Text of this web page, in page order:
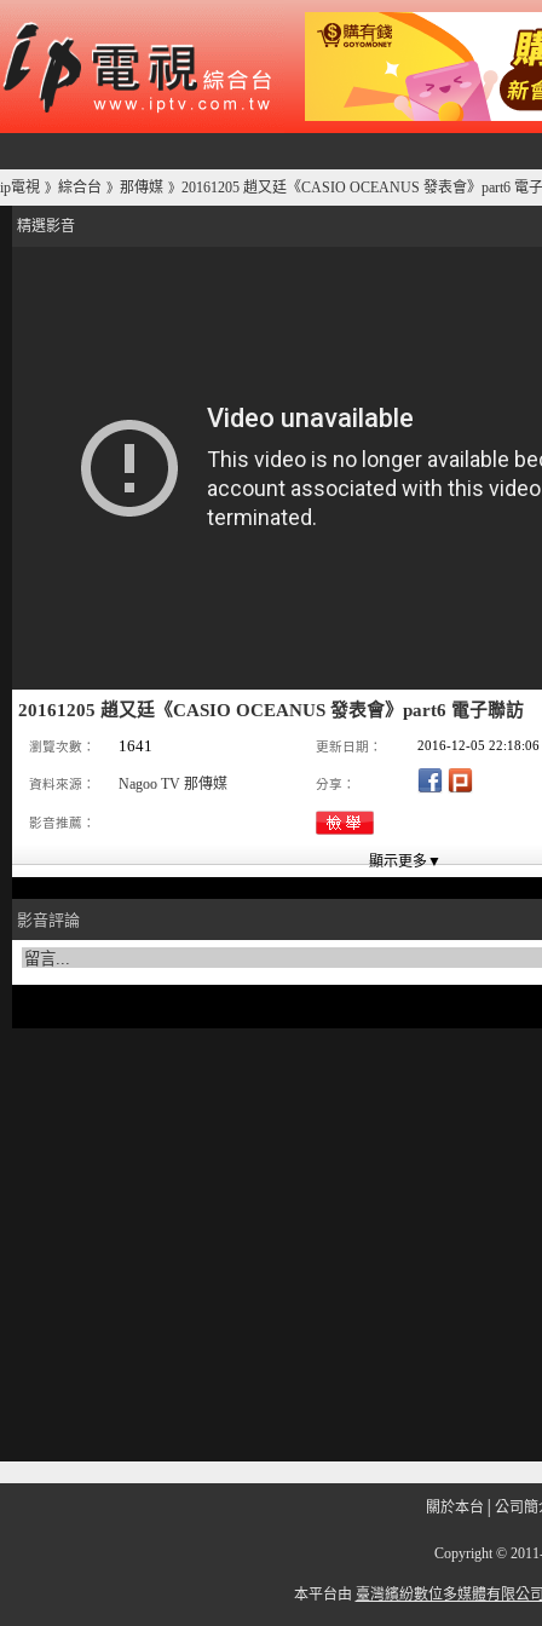
ip電視 》 綜合台 》 那傳媒 》 20161205 趙又廷《CASIO OCEANUS 發表會》part6 電
精選影音
20161205 趙又廷《CASIO OCEANUS 發表會》part6 電子聯訪
瀏覽次數： 1641 更新日期： 2016-12-05 22:18:06
資料來源： Nagoo TV 那傳媒 分享：
影音推薦：
影音評論
關於本台 公司簡
Copyright ©
本平台由 臺灣繽紛數位多媒體有限公